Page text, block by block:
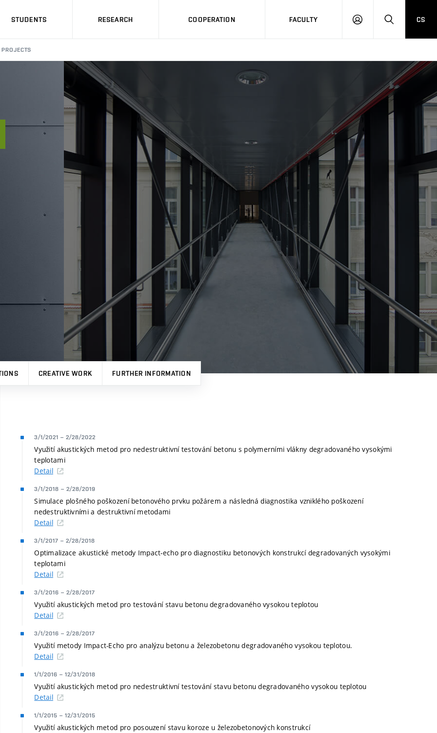
STUDENTS RESEARCH COOPERATION FACULTY
LOG
HLEDAT
CS
PROJECTS
CREATIVE WORK FURTHER INFORMATION
3/1/2021 – 2/28/2022
Využití akustických metod pro nedestruktivní testování betonu s polymerními vlákny degradovaného vysokými
teplotami
Detail
3/1/2018 – 2/28/2019
Simulace plošného poškození betonového prvku požárem a následná diagnostika vzniklého poškození
nedestruktivními a destruktivní metodami
Detail
3/1/2017 – 2/28/2018
Optimalizace akustické metody Impact-echo pro diagnostiku betonových konstrukcí degradovaných vysokými
teplotami
Detail
3/1/2016 – 2/28/2017
Využití akustických metod pro testování stavu betonu degradovaného vysokou teplotou
Detail
3/1/2016 – 2/28/2017
Využití metody Impact-Echo pro analýzu betonu a železobetonu degradovaného vysokou teplotou.
Detail
1/1/2016 – 12/31/2018
Využití akustických metod pro nedestruktivní testování stavu betonu degradovaného vysokou teplotou
Detail
1/1/2015 – 12/31/2015
Využití akustických metod pro posouzení stavu koroze u železobetonových konstrukcí